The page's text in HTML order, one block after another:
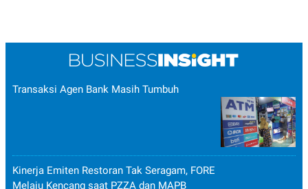
Transaksi Agen Bank Masih Tumbuh
Kinerja Emiten Restoran Tak Seragam, FORE
Melaju Kencang saat PZZA dan MAPB